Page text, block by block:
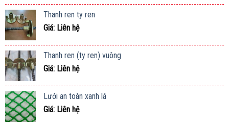
Thanh ren ty ren
Giá: Liên hệ
Thanh ren (ty ren) vuông
Giá: Liên hệ
Lưới an toàn xanh lá
Giá: Liên hệ